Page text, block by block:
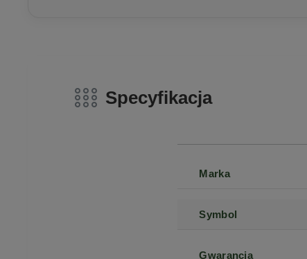
Specyfikacja
Marka
Symbol
Gwarancja